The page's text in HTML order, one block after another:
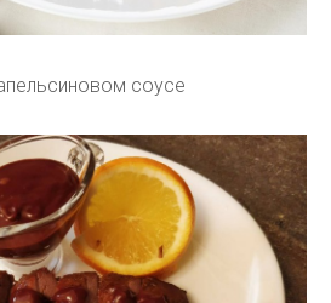
соусе